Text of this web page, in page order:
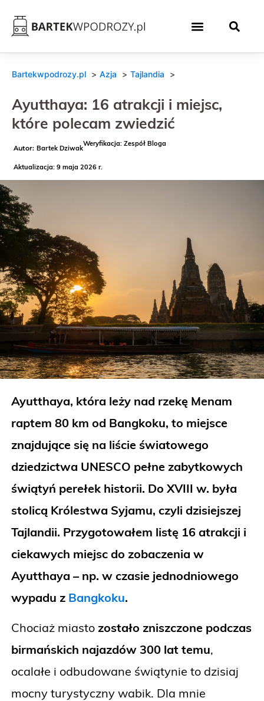
Bartekwpodrozy.pl Azja Tajlandia
Ayutthaya: 16 atrakcji i miejsc,
które polecam zwiedzić
Bartek Dziwak
Weryfikacja: Zespół Bloga
Aktualizacja: 9 maja 2026 r.
Ayutthaya, która leży nad rzekę Menam
raptem 80 km od Bangkoku, to miejsce
znajdujące się na liście światowego
dziedzictwa UNESCO pełne zabytkowych
świątyń perełek historii. Do XVIII w. była
stolicą Królestwa Syjamu, czyli dzisiejszej
Tajlandii. Przygotowałem listę 16 atrakcji i
ciekawych miejsc do zobaczenia w
Ayutthaya – np. w czasie jednodniowego
wypadu z Bangkoku.
Chociaż miasto zostało zniszczone podczas
birmańskich najazdów 300 lat temu,
ocalałe i odbudowane świątynie to dzisiaj
mocny turystyczny wabik. Dla mnie